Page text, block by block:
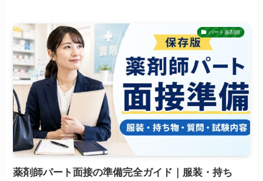
パート薬剤師
薬剤師パート面接の準備完全ガイド｜服装・持ち